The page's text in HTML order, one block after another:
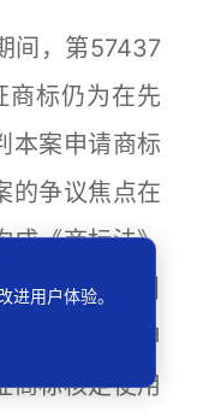
，第57437
商标仍为在先
本案申请商标
的争议焦点在
成《商标法》
请商标与引
相一致；且申
商标核定使用
用户体验。